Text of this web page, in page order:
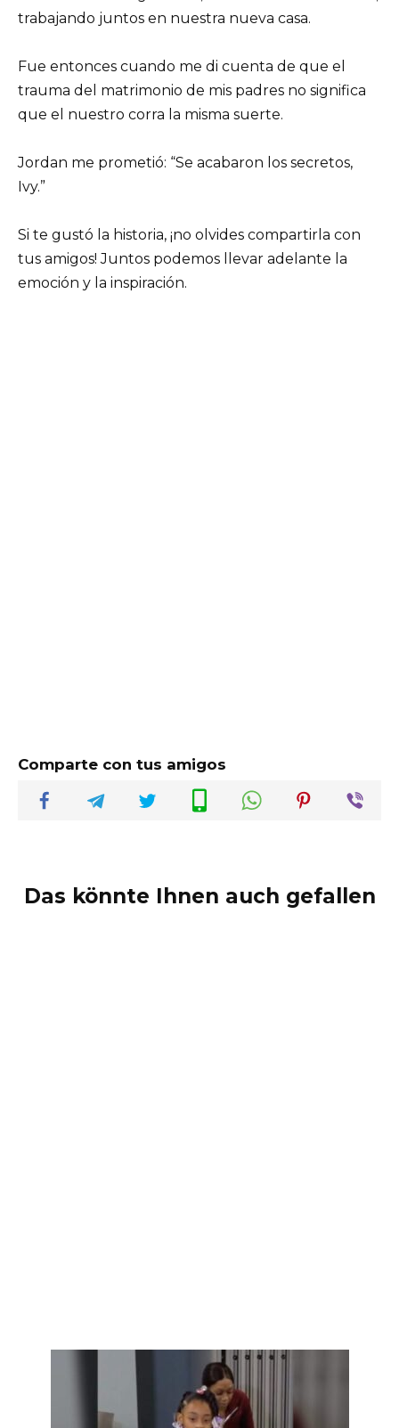
trabajando juntos en nuestra nueva casa.
Fue entonces cuando me di cuenta de que el
trauma del matrimonio de mis padres no significa
que el nuestro corra la misma suerte.
Jordan me prometió: “Se acabaron los secretos,
Ivy.”
Si te gustó la historia, ¡no olvides compartirla con
tus amigos! Juntos podemos llevar adelante la
emoción y la inspiración.
Comparte con tus amigos
Das könnte Ihnen auch gefallen